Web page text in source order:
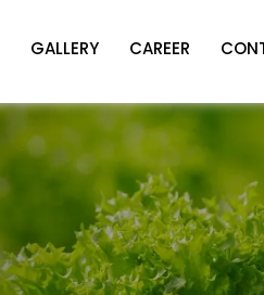
GALLERY CAREER